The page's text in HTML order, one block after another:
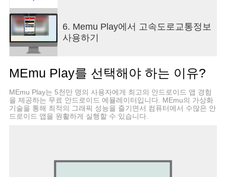
6. Memu Play에서 고속도로교통정보
사용하기
MEmu Play를 선택해야 하는 이유?
MEmu Play는 5천만 명의 사용자에게 최고의 안드로이드 앱 경험
을 제공하는 무료 안드로이드 에뮬레이터입니다. MEmu의 가상화
기술을 통해 최적의 그래픽 성능을 즐기면서 컴퓨터에서 수많은 안
드로이드 앱을 원활하게 실행할 수 있습니다.